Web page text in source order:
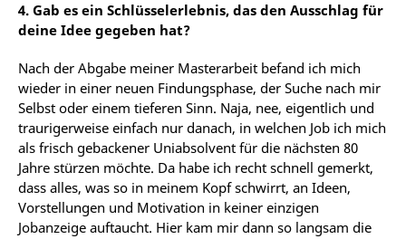
4. Gab es ein Schlüsselerlebnis, das den Ausschlag für
deine Idee gegeben hat?
Nach der Abgabe meiner Masterarbeit befand ich mich
wieder in einer neuen Findungsphase, der Suche nach mir
Selbst oder einem tieferen Sinn. Naja, nee, eigentlich und
traurigerweise einfach nur danach, in welchen Job ich mich
als frisch gebackener Uniabsolvent für die nächsten 80
Jahre stürzen möchte. Da habe ich recht schnell gemerkt,
dass alles, was so in meinem Kopf schwirrt, an Ideen,
Vorstellungen und Motivation in keiner einzigen
Jobanzeige auftaucht. Hier kam mir dann so langsam die